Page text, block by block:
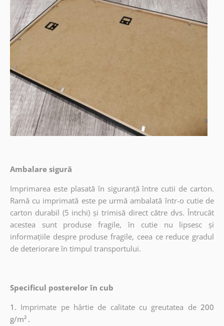
Ambalare sigură
Imprimarea este plasată în siguranță între cutii de carton.
Ramă cu imprimată este pe urmă ambalată într-o cutie de
carton durabil (5 inchi) și trimisă direct către dvs. Întrucât
acestea sunt produse fragile, în cutie nu lipsesc și
informațiile despre produse fragile, ceea ce reduce gradul
de deteriorare în timpul transportului.
Specificul posterelor în cub
1. Imprimate pe hârtie de calitate cu greutatea de200
g/m² .